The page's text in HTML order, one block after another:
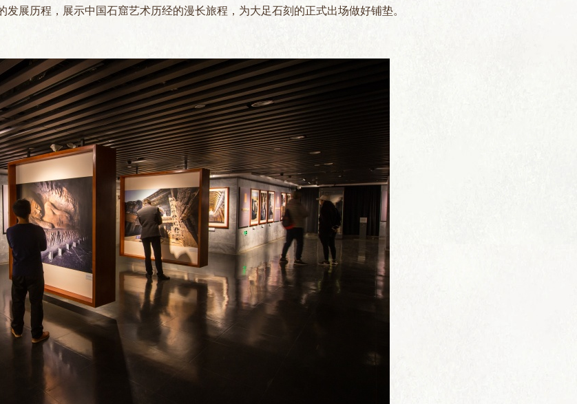
》
展历程，展示中国石窟艺术历经的漫长旅程，为大足石刻的正式出场做好铺垫。